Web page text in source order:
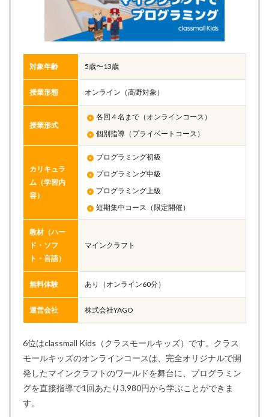
対象年齢 5歳〜13歳
授業形態 オンライン（高野対象）
授業形式
各回４名まで（オンラインコース）
個別指導（プライベートコース）
カリキュラ
ム（学習内
容）
プログラミング初級
プログラミング中級
プログラミング上級
短期集中コース（限定開催）
教材（ハー
ド・ソフ
ト・言語）
マインクラフト
無料体験 あり（オンライン60分）
運営会社 株式会社YAGO
6位はclassmall Kids（クラスモールキッズ）です。クラス
モールキッズのオンラインコースは、完全オリジナルで開
発したマインクラフトのワールドを舞台に、プログラミン
グを直接指導で1回あたり3,980円から学ぶことができま
す。